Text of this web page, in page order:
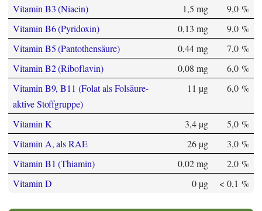
Vitamin B3 (Niacin)
1,5 mg
9,0 %
Vitamin B6 (Pyridoxin)
0,13 mg
9,0 %
Vitamin B5 (Pantothensäure)
0,44 mg
7,0 %
Vitamin B2 (Riboflavin)
0,08 mg
6,0 %
Vitamin B9, B11 (Folat als Folsäure-
aktive Stoffgruppe)
11 µg 6,0 %
Vitamin K 3,4 µg
5,0 %
Vitamin A, als RAE
26 µg
3,0 %
Vitamin B1 (Thiamin)
0,02 mg
2,0 %
Vitamin D
0 µg < 0,1 %